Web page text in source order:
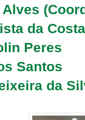
da Costa
Peres
Santos
da